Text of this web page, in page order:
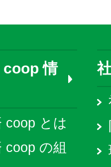
coop 情
coop とは
coop の組